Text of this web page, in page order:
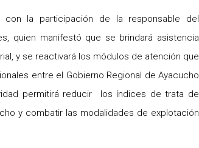
con la participación de la responsable del
quien manifestó que se brindará asistencia
y se reactivará los módulos de atención que
entre el Gobierno Regional de Ayacucho
permitirá reducir los índices de trata de
y combatir las modalidades de explotación